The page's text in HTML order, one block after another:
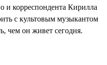
и корреспондента Кирилла
с культовым музыкантом
чем он живет сегодня.